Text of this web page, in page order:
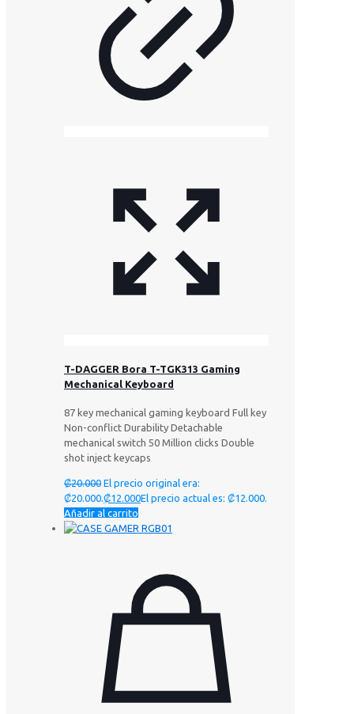
T-DAGGER Bora T-TGK313 Gaming
Mechanical Keyboard
87 key mechanical gaming keyboard Full key
Non-conflict Durability Detachable
mechanical switch 50 Million clicks Double
shot inject keycaps
₡20.000 El precio original era:
₡20.000.₡12.000El precio actual es: ₡12.000.
Añadir al carrito